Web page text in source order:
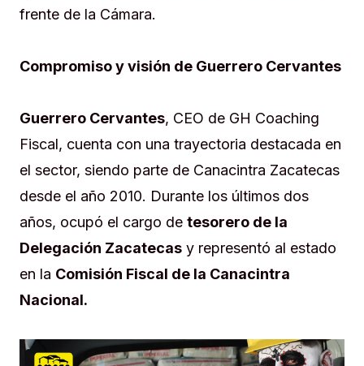
frente de la Cámara.
Compromiso y visión de Guerrero Cervantes
Guerrero Cervantes, CEO de GH Coaching
Fiscal, cuenta con una trayectoria destacada en
el sector, siendo parte de Canacintra Zacatecas
desde el año 2010. Durante los últimos dos
años, ocupó el cargo de tesorero de la
Delegación Zacatecas y representó al estado
en la Comisión Fiscal de la Canacintra
Nacional.